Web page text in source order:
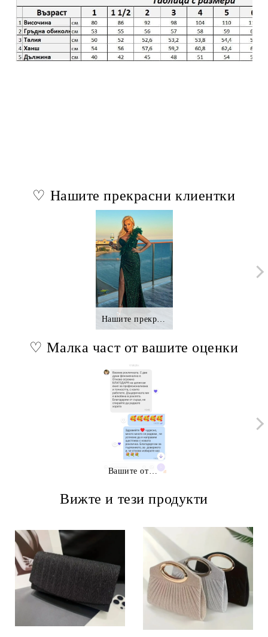
♡ Нашите прекрасни клиентки
♡ Малка част от вашите оценки
Вижте и тези продукти